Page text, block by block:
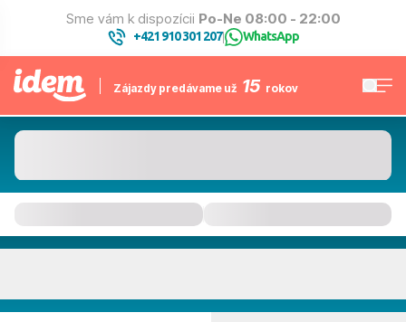
Sme vám k dispozícii Po-Ne 08:00 - 22:00
+421 910 301 207| WhatsApp
Zájazdy predávame už 15 rokov